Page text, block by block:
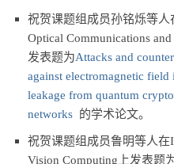
祝贺课题组成员孙铭烁等人
Optical Communications
发表题为Attacks and
against electromagnetic field
leakage from quantum
networks 的学术论文。
祝贺课题组成员鲁明等人在
Vision Computing上发表题